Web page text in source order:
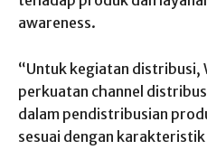
awareness.
“Untuk kegiatan distribusi,
perkuatan channel
dalam pendistribusian
sesuai dengan